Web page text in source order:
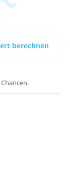
berechnen